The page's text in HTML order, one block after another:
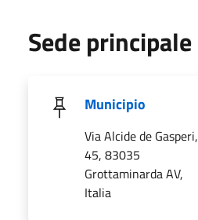
Sede principale
Municipio
Via Alcide de Gasperi,
45, 83035
Grottaminarda AV,
Italia